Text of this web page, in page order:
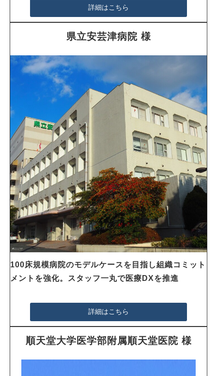
詳細はこちら
県立安芸津病院 様
100床規模病院のモデルケースを目指し組織コミット
メントを強化。スタッフ一丸で医療DXを推進
詳細はこちら
順天堂大学医学部附属順天堂医院 様